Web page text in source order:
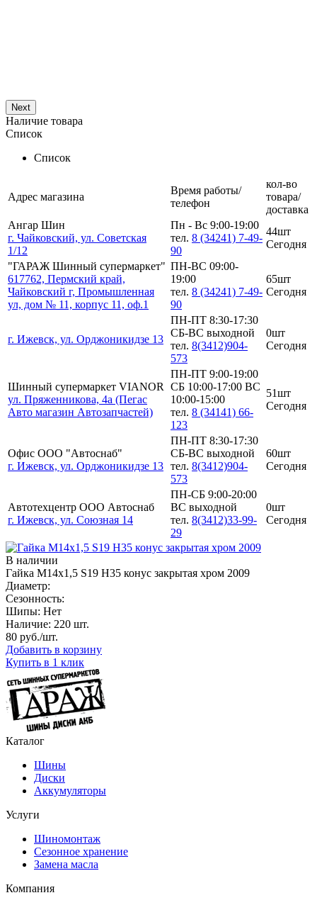
Next
Наличие товара
Список
Список
Адрес магазина
Время работы/
телефон
кол-во
товара/
доставка
Ангар Шин
г. Чайковский, ул. Советская
1/12
Пн - Вс 9:00-19:00
тел. 8 (34241) 7-49-
90
44шт
Сегодня
"ГАРАЖ Шинный супермаркет"
617762, Пермский край,
Чайковский г, Промышленная
ул, дом № 11, корпус 11, оф.1
ПН-ВС 09:00-
19:00
тел. 8 (34241) 7-49-
90
65шт
Сегодня
г. Ижевск, ул. Орджоникидзе 13
ПН-ПТ 8:30-17:30
СБ-ВС выходной
тел. 8(3412)904-
573
0шт
Сегодня
Шинный супермаркет VIANOR
ул. Пряженникова, 4а (Пегас
Авто магазин Автозапчастей)
ПН-ПТ 9:00-19:00
СБ 10:00-17:00 ВС
10:00-15:00
тел. 8 (34141) 66-
123
51шт
Сегодня
Офис ООО "Автоснаб"
г. Ижевск, ул. Орджоникидзе 13
ПН-ПТ 8:30-17:30
СБ-ВС выходной
тел. 8(3412)904-
573
60шт
Сегодня
Автотехцентр ООО Автоснаб
г. Ижевск, ул. Союзная 14
ПН-СБ 9:00-20:00
ВС выходной
тел. 8(3412)33-99-
29
0шт
Сегодня
В наличии
Гайка M14х1,5 S19 H35 конус закрытая хром 2009
Диаметр:
Сезонность:
Шипы: Нет
Наличие: 220 шт.
80 руб./шт.
Добавить в корзину
Купить в 1 клик
Каталог
Шины
Диски
Аккумуляторы
Услуги
Шиномонтаж
Сезонное хранение
Замена масла
Компания